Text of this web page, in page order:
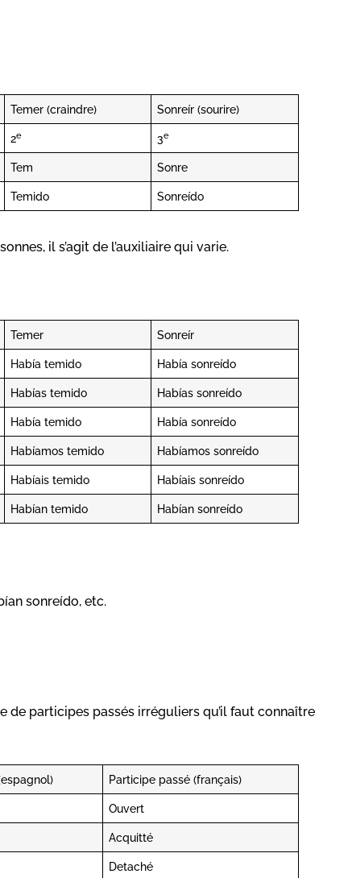
Temer (craindre) Sonreír (sourire)
2e 3e
Tem Sonre
Temido Sonreído
il s’agit de l’auxiliaire qui varie.
Temer Sonreír
Había temido Había sonreído
Habías temido Habías sonreído
Había temido Había sonreído
Habíamos temido Habíamos sonreído
Habíais temido Habíais sonreído
Habían temido Habían sonreído
sonreído, etc.
de participes passés irréguliers qu’il faut connaître
Participe passé (français)
Ouvert
Acquitté
Detaché